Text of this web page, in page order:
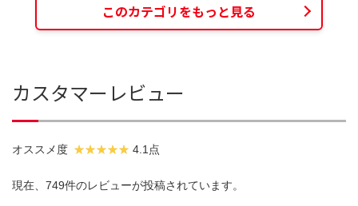
このカテゴリをもっと見る
カスタマーレビュー
オススメ度 4.1点
現在、749件のレビューが投稿されています。